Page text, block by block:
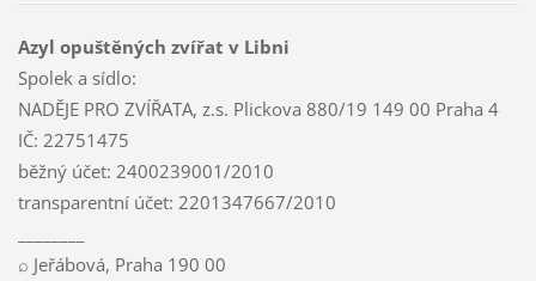
Azyl opuštěných zvířat v Libni
Spolek a sídlo:
NADĚJE PRO ZVÍŘATA, z.s. Plickova 880/19 149 00 Praha 4
IČ: 22751475
běžný účet: 2400239001/2010
transparentní účet: 2201347667/2010
⌕ Jeřábová, Praha 190 00